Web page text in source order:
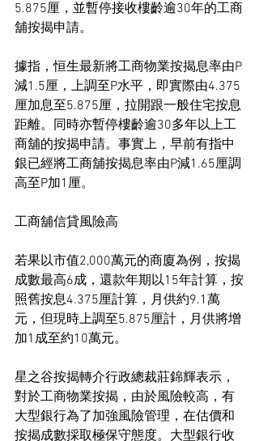
5.875厘，並暫停接收樓齡逾30年的工商
舖按揭申請。
據指，恒生最新將工商物業按揭息率由P
減1.5厘，上調至P水平，即實際由4.375
厘加息至5.875厘，拉開跟一般住宅按息
距離。同時亦暫停樓齡逾30多年以上工
商舖的按揭申請。事實上，早前有指中
銀已經將工商舖按揭息率由P減1.65厘調
高至P加1厘。
工商舖信貸風險高
若果以市值2,000萬元的商廈為例，按揭
成數最高6成，還款年期以15年計算，按
照舊按息4.375厘計算，月供約9.1萬
元，但現時上調至5.875厘計，月供將增
加1成至約10萬元。
星之谷按揭轉介行政總裁莊錦輝表示，
對於工商物業按揭，由於風險較高，有
大型銀行為了加強風險管理，在估價和
按揭成數採取極保守態度。大型銀行收